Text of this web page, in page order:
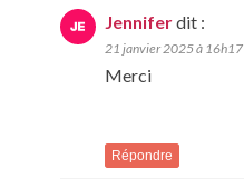
Jenniferdit :
21 janvier 2025 à 16h17
Merci
Répondre